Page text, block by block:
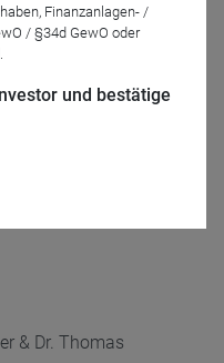
& Dr. Thomas
Finanzanlagen- /
/ §34d GewO oder
und bestätige